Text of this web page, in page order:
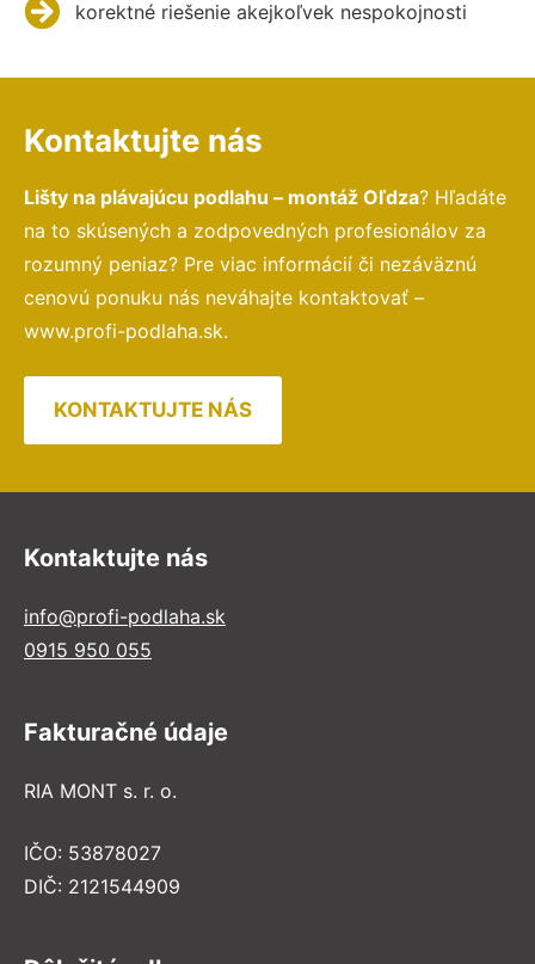
korektné riešenie akejkoľvek nespokojnosti
Kontaktujte nás
Lišty na plávajúcu podlahu – montáž Oľdza? Hľadáte
na to skúsených a zodpovedných profesionálov za
rozumný peniaz? Pre viac informácií či nezáväznú
cenovú ponuku nás neváhajte kontaktovať –
www.profi-podlaha.sk.
KONTAKTUJTE NÁS
Kontaktujte nás
info@profi-podlaha.sk
0915 950 055
Fakturačné údaje
RIA MONT s. r. o.
IČO: 53878027
DIČ: 2121544909